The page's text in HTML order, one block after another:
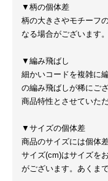
▼柄の個体差
柄の大きさやモチーフ
なる場合がございます。
▼編み飛ばし
細かいコードを複雑に
の編み飛ばしが稀にご
商品特性とさせていただ
▼サイズの個体差
商品のサイズには個体
サイズ(cm)はサイズを
がございます。あくま